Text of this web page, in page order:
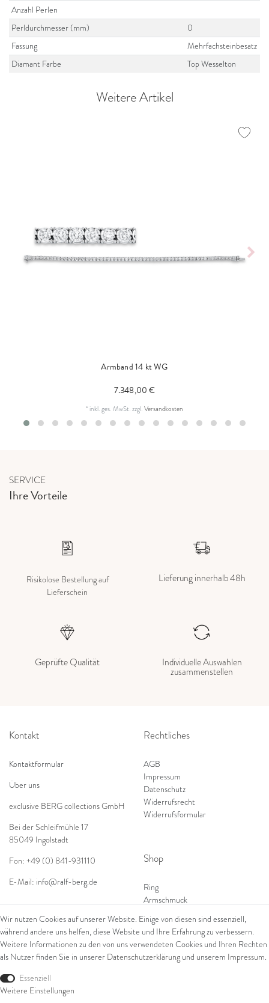
Anzahl Perlen
Perldurchmesser (mm)
0
Fassung
Mehrfachsteinbesatz
Diamant Farbe
Top Wesselton
Weitere Artikel
Armband 14 kt WG
7.348,00 €
* inkl. ges. MwSt.zzgl.Versandkosten
SERVICE
Ihre Vorteile
Risikolose Bestellung auf
Lieferschein
Lieferung innerhalb 48h
Geprüfte Qualität Individuelle Auswahlen
zusammenstellen
Kontakt
Kontaktformular
Über uns
exclusive BERG collections GmbH
Bei der Schleifmühle 17
85049 Ingolstadt
Fon: +49 (0) 841-931110
E-Mail: info@ralf-berg.de
Shop
Ring
Armschmuck
Halsschmuck
Rechtliches
AGB
Impressum
Datenschutz
Widerrufsrecht
Widerrufsformular
Wir nutzen Cookies auf unserer Website. Einige von diesen sind essenziell,
während andere uns helfen, diese Website und Ihre Erfahrung zu verbessern.
Weitere Informationen zu den von uns verwendeten Cookies und Ihren Rechten
als Nutzer finden Sie in unserer Daten­schutz­erklärung und unserem Impressum.
Essenziell
Weitere Einstellungen